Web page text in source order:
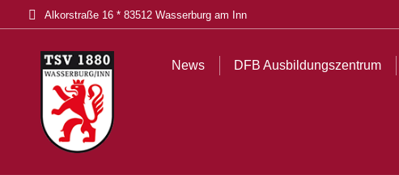
Alkorstraße 16 * 83512 Wasserburg am Inn
News DFB Ausbildungszentrum
News DFB Ausbildungszentrum Tickets Aktionen